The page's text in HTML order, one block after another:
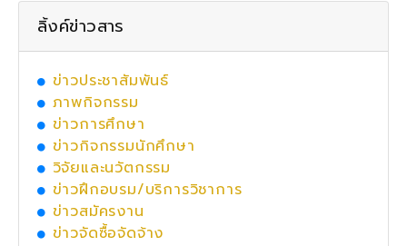
ลิ้งค์ข่าวสาร
ข่าวประชาสัมพันธ์
ภาพกิจกรรม
ข่าวการศึกษา
ข่าวกิจกรรมนักศึกษา
วิจัยและนวัตกรรม
ข่าวฝึกอบรม/บริการวิชาการ
ข่าวสมัครงาน
ข่าวจัดซื้อจัดจ้าง